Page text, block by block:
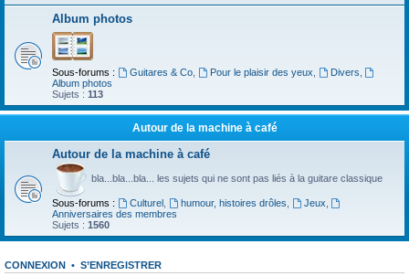
Album photos
Sous-forums : Guitares & Co, Pour le plaisir des yeux Divers
Album photos
Sujets : 113
Autour de la machine à café
Autour de la machine à café
bla...bla...bla... les sujets qui ne sont pas liés à la guitare classique
Sous-forums : Culturel, humour, histoires drôles Jeux
Anniversaires des membres
Sujets : 1560
CONNEXION • S’ENREGISTRER